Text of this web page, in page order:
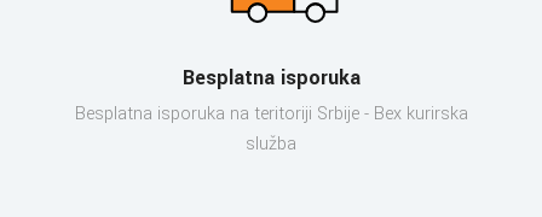
Besplatna isporuka
Besplatna isporuka na teritoriji Srbije - Bex kurirska
služba